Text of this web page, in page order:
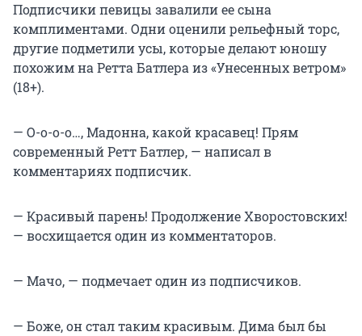
Подписчики певицы завалили ее сына
комплиментами. Одни оценили рельефный торс,
другие подметили усы, которые делают юношу
похожим на Ретта Батлера из «Унесенных ветром»
(18+).
— О-о-о-о…, Мадонна, какой красавец! Прям
современный Ретт Батлер, — написал в
комментариях подписчик.
— Красивый парень! Продолжение Хворостовских!
— восхищается один из комментаторов.
— Мачо, — подмечает один из подписчиков.
— Боже, он стал таким красивым. Дима был бы